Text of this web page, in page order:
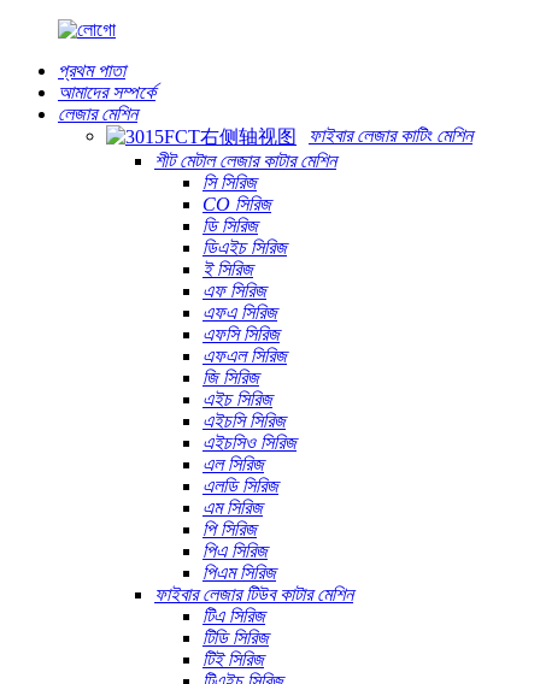
প্রথম পাতা
আমাদের সম্পর্কে
লেজার মেশিন
ফাইবার লেজার কাটিং মেশিন
শীট মেটাল লেজার কাটার মেশিন
সি সিরিজ
CO সিরিজ
ডি সিরিজ
ডিএইচ সিরিজ
ই সিরিজ
এফ সিরিজ
এফএ সিরিজ
এফসি সিরিজ
এফএল সিরিজ
জি সিরিজ
এইচ সিরিজ
এইচসি সিরিজ
এইচসিও সিরিজ
এল সিরিজ
এলডি সিরিজ
এম সিরিজ
পি সিরিজ
পিএ সিরিজ
পিএম সিরিজ
ফাইবার লেজার টিউব কাটার মেশিন
টিএ সিরিজ
টিডি সিরিজ
টিই সিরিজ